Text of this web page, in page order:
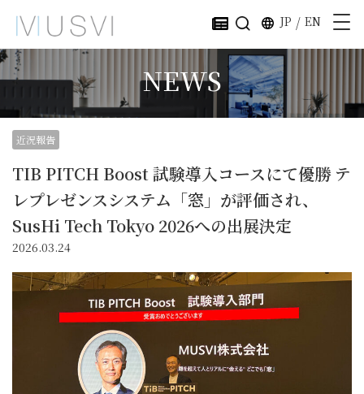
JP / EN
NEWS
近況報告
TIB PITCH Boost 試験導入コースにて優勝 テ
レプレゼンスシステム「窓」が評価され、
SusHi Tech Tokyo 2026への出展決定
2026.03.24